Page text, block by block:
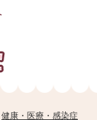
健康・医療・感染症